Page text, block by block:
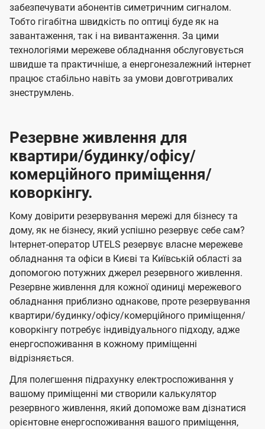
забезпечувати абонентів симетричним сигналом.
Тобто гігабітна швидкість по оптиці буде як на
завантаження, так і на вивантаження. За цими
технологіями мережеве обладнання обслуговується
швидше та практичніше, а енергонезалежний інтернет
працює стабільно навіть за умови довготривалих
знеструмлень.
Резервне живлення для
квартири/будинку/офісу/
комерційного приміщення/
коворкінгу.
Кому довірити резервування мережі для бізнесу та
дому, як не бізнесу, який успішно резервує себе сам?
Інтернет-оператор UTELS резервує власне мережеве
обладнання та офіси в Києві та Київській області за
допомогою потужних джерел резервного живлення.
Резервне живлення для кожної одиниці мережевого
обладнання приблизно однакове, проте резервування
квартири/будинку/офісу/комерційного приміщення/
коворкінгу потребує індивідуального підходу, адже
енергоспоживання в кожному приміщенні
відрізняється.
Для полегшення підрахунку електроспоживання у
вашому приміщенні ми створили калькулятор
резервного живлення, який допоможе вам дізнатися
орієнтовне енергоспоживання вашого приміщення,